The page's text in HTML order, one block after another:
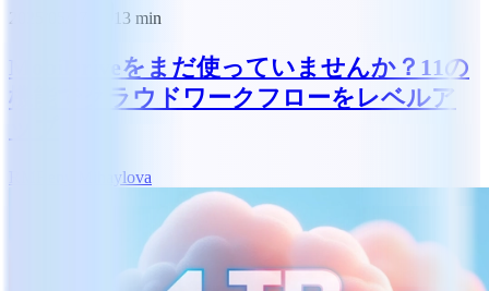
13 min
MobiDriveをまだ使っていませんか？11の
機能でクラウドワークフローをレベルア
Reny Mihaylova